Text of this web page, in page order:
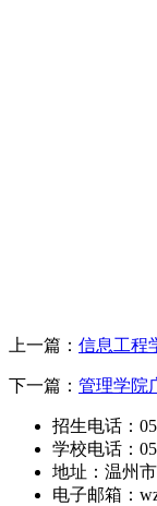
上一篇： 信息工程
下一篇： 管理学院
招生电话：
学校电话：
地址：温州
电子邮箱：